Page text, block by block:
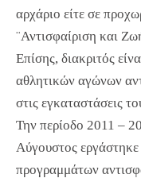
αρχάριο είτε σε
¨Αντισφαίριση και
Επίσης, διακριτός
αθλητικών αγώνων
στις εγκαταστάσεις
Την περίοδο 2011 –
Αύγουστος
προγραμμάτων